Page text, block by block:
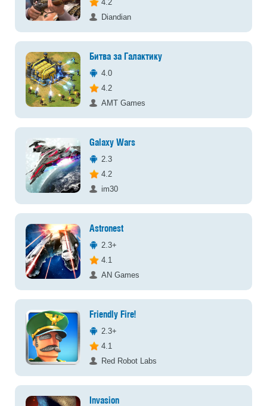
4.2
Diandian
Битва за Галактику
4.0
4.2
AMT Games
Galaxy Wars
2.3
4.2
im30
Astronest
2.3+
4.1
AN Games
Friendly Fire!
2.3+
4.1
Red Robot Labs
Invasion